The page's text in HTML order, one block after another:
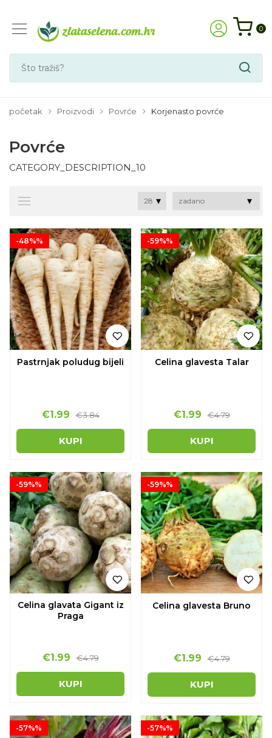
0
početak Proizvodi Povrće Korjenasto povrće
Povrće
CATEGORY_DESCRIPTION_10
-48%%
Pastrnjak poludug bijeli
€1.99 €3.84
KUPI
-59%%
Celina glavesta Talar
€1.99 €4.79
KUPI
-59%%
Celina glavata Gigant iz
Praga
€1.99 €4.79
KUPI
-59%%
Celina glavesta Bruno
€1.99 €4.79
KUPI
-57%% -57%%